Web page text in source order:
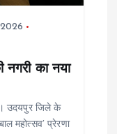
नगरी का नया
उदयपुर जिले के
महोत्सव’ प्रेरणा